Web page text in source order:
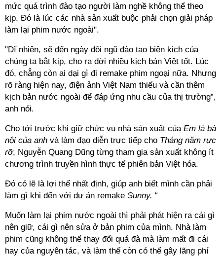
mức quá trình đào tạo người làm nghề không thể theo
kịp. Đó là lúc các nhà sản xuất buộc phải chọn giải pháp
làm lại phim nước ngoài".
"Dĩ nhiên, sẽ đến ngày đội ngũ đào tạo biên kịch của
chúng ta bắt kịp, cho ra đời nhiều kịch bản Việt tốt. Lúc
đó, chẳng còn ai dại gì đi remake phim ngoại nữa. Nhưng
rõ ràng hiện nay, điện ảnh Việt Nam thiếu và cần thêm
kịch bản nước ngoài để đáp ứng nhu cầu của thị trường”,
anh nói.
Cho tới trước khi giữ chức vụ nhà sản xuất của Em là bà
nội của anh và làm đạo diễn trực tiếp cho Tháng năm rực
rỡ, Nguyễn Quang Dũng từng tham gia sản xuất không ít
chương trình truyền hình thực tế phiên bản Việt hóa.
Đó có lẽ là lợi thế nhất định, giúp anh biết mình cần phải
làm gì khi đến với dự án remake Sunny. “
Muốn làm lại phim nước ngoài thì phải phát hiện ra cái gì
nên giữ, cái gì nên sửa ở bản phim của mình. Nhà làm
phim cũng không thể thay đổi quá đà mà làm mất đi cái
hay của nguyên tác, và làm thế còn có thể gây lãng phí